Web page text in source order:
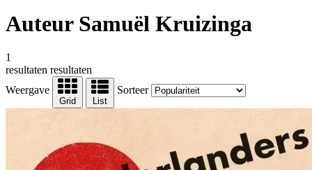
Auteur Samuël Kruizinga
1
resultaten resultaten
Weergave
Grid List
Sorteer